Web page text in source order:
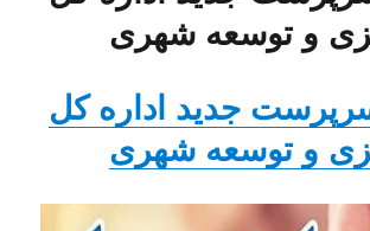
و توسعه شهری
جدید اداره کل
و توسعه شهری